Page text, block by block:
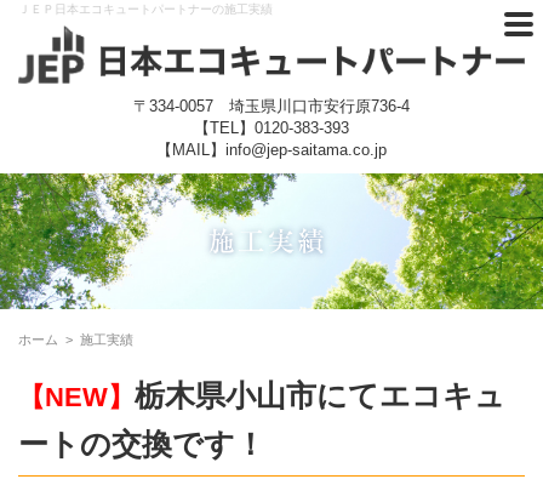
ＪＥＰ日本エコキュートパートナーの施工実績
〒334-0057 埼玉県川口市安行原736-4
【TEL】 0120-383-393
【MAIL】info@jep-saitama.co.jp
ホーム > 施工実績
【NEW】 栃木県小山市にてエコキュ
ートの交換です！